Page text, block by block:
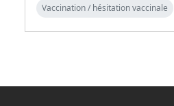
Vaccination / hésitation vaccinale